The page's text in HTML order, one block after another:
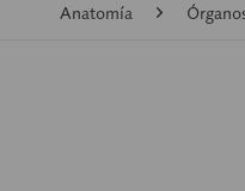
Anatomía